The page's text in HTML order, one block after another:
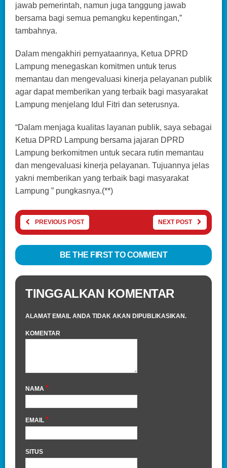
jawab pemerintah, namun juga tanggung jawab
bersama bagi semua pemangku kepentingan,”
tambahnya.
Dalam mengakhiri pernyataannya, Ketua DPRD
Lampung menegaskan komitmen untuk terus
memantau dan mengevaluasi kinerja pelayanan publik
agar dapat memberikan yang terbaik bagi masyarakat
Lampung menjelang Idul Fitri dan seterusnya.
“Dalam menjaga kualitas layanan publik, saya sebagai
Ketua DPRD Lampung bersama jajaran DPRD
Lampung berkomitmen untuk secara rutin memantau
dan mengevaluasi kinerja pelayanan. Tujuannya jelas
yakni memberikan yang terbaik bagi masyarakat
Lampung ” pungkasnya.(**)
PREVIOUS POST NEXT POST
BE THE FIRST TO COMMENT
TINGGALKAN KOMENTAR
ALAMAT EMAIL ANDA TIDAK AKAN DIPUBLIKASIKAN.
KOMENTAR
NAMA *
EMAIL *
SITUS